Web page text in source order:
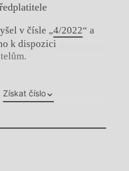
v čísle „4/2022“ a
k dispozici
Získat číslo